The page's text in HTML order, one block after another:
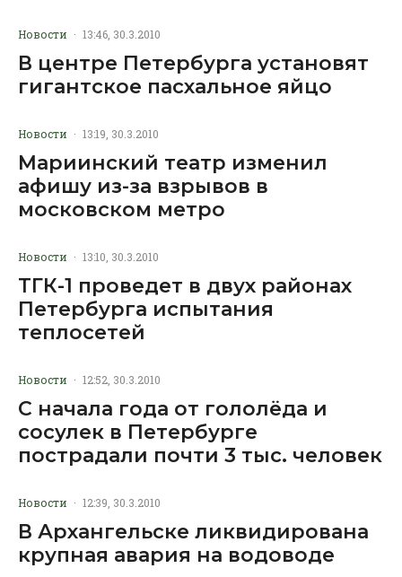
Новости · 13:46, 30.3.2010
В центре Петербурга установят
гигантское пасхальное яйцо
Новости · 13:19, 30.3.2010
Мариинский театр изменил
афишу из-за взрывов в
московском метро
Новости · 13:10, 30.3.2010
ТГК-1 проведет в двух районах
Петербурга испытания
теплосетей
Новости · 12:52, 30.3.2010
С начала года от гололёда и
сосулек в Петербурге
пострадали почти 3 тыс. человек
Новости · 12:39, 30.3.2010
В Архангельске ликвидирована
крупная авария на водоводе